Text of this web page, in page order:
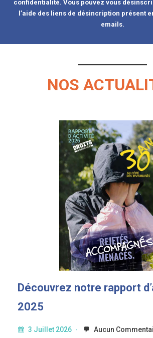
confidentialité. Vous pouvez vous
l’aide des liens de désincription présent
emails.
NOS
Découvrez notre rapport
2025
3 Juillet 2026 Aucun